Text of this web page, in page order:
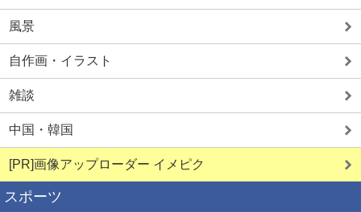
風景
自作画・イラスト
雑談
中国・韓国
[PR]画像アップローダー イメピク
スポーツ